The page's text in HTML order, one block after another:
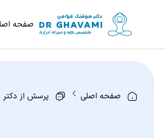
صفحه
صفحه اصلی پرسش از دکتر